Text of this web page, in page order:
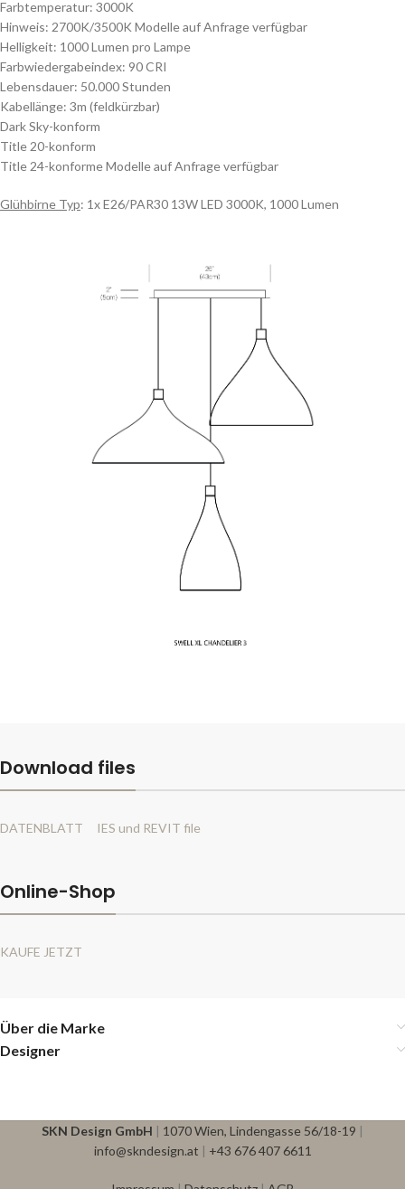
Farbtemperatur: 3000K
Hinweis: 2700K/3500K Modelle auf Anfrage verfügbar
Helligkeit: 1000 Lumen pro Lampe
Farbwiedergabeindex: 90 CRI
Lebensdauer: 50.000 Stunden
Kabellänge: 3m (feldkürzbar)
Dark Sky-konform
Title 20-konform
Title 24-konforme Modelle auf Anfrage verfügbar
Glühbirne Typ: 1x E26/PAR30 13W LED 3000K, 1000 Lumen
Download files
DATENBLATT IES und REVIT file
Online-Shop
KAUFE JETZT
Über die Marke
Designer
SKN Design GmbH | 1070 Wien, Lindengasse 56/18-19 |
info@skndesign.at | +43 676 407 6611